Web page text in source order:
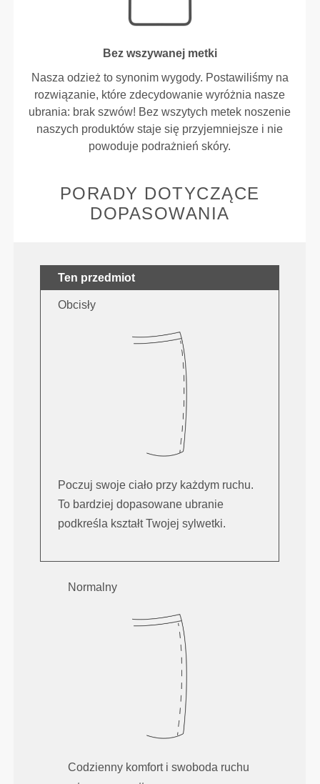
Bez wszywanej metki
Nasza odzież to synonim wygody. Postawiliśmy na
rozwiązanie, które zdecydowanie wyróżnia nasze
ubrania: brak szwów! Bez wszytych metek noszenie
naszych produktów staje się przyjemniejsze i nie
powoduje podrażnień skóry.
PORADY DOTYCZĄCE
DOPASOWANIA
Ten przedmiot
Obcisły
Poczuj swoje ciało przy każdym ruchu.
To bardziej dopasowane ubranie
podkreśla kształt Twojej sylwetki.
Normalny
Codzienny komfort i swoboda ruchu